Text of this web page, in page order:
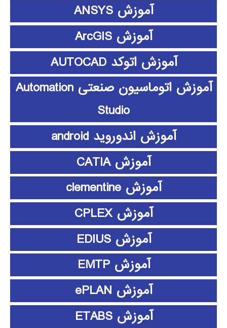
آموزش ANSYS
آموزش ArcGIS
آموزش اتوکد AUTOCAD
آموزش اتوماسیون صنعتی Automation
Studio
آموزش اندوروید android
آموزش CATIA
آموزش clementine
آموزش CPLEX
آموزش EDIUS
آموزش EMTP
آموزش ePLAN
آموزش ETABS